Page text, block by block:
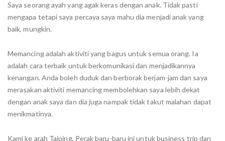
Saya seorang ayah yang agak keras dengan anak. Tidak pasti
mengapa tetapi saya percaya saya mahu dia menjadi anak yang
baik, mungkin.
Memancing adalah aktiviti yang bagus untuk semua orang. Ia
adalah cara terbaik untuk berkomunikasi dan menjadikannya
kenangan. Anda boleh duduk dan berborak berjam-jam dan saya
merasakan aktiviti memancing membolehkan saya lebih dekat
dengan anak saya dan dia juga nampak tidak takut malahan dapat
menikmatinya.
Kami ke arah Taiping, Perak baru-baru ini untuk business trip dan